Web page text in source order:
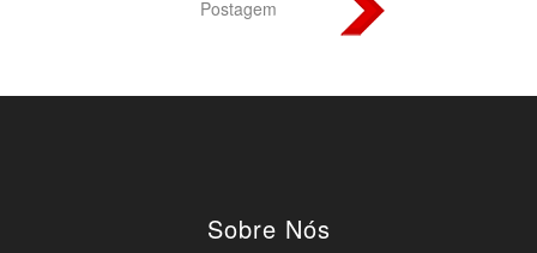
Postagem
Sobre Nós